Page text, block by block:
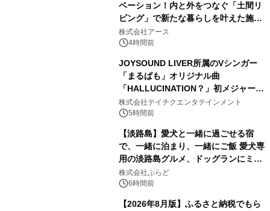
ベーション！内と外をつなぐ「土間リ
ビング」で新たな暮らしを叶えた施工
事例を株式会社アースが公開
株式会社アース
4時間前
JOYSOUND LIVER所属のVシンガー
「まるぱも」オリジナル曲
「HALLUCINATION？」初メジャー配
信リリース決定！
株式会社テイチクエンタテインメント
5時間前
【淡路島】愛犬と一緒に過ごせる宿
で、一緒に泊まり、一緒にご飯 愛犬専
用の淡路島グルメ、ドッグランにミニ
プール グランピングとトレーラーハウ
スの2施設で
株式会社ぷらど
6時間前
【2026年8月版】ふるさと納税でもら